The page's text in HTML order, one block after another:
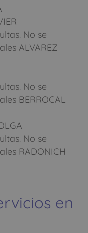
No se
ALVAREZ
No se
BERROCAL
No se
RADONICH
en